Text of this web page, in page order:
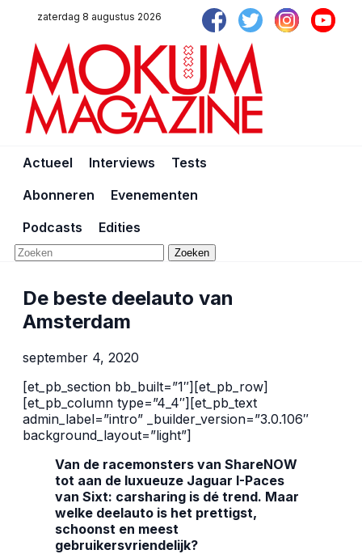
zaterdag 8 augustus 2026
Actueel Interviews
Tests
Abonneren
Evenementen
Podcasts
Edities
Zoeken
De beste deelauto van
Amsterdam
september 4, 2020
[et_pb_section bb_built=”1″][et_pb_row]
[et_pb_column type=”4_4″][et_pb_text
admin_label=”intro” _builder_version=”3.0.106″
background_layout=”light”]
Van de racemonsters van ShareNOW
tot aan de luxueuze Jaguar I-Paces
van Sixt: carsharing is dé trend. Maar
welke deelauto is het prettigst,
schoonst en meest
gebruikersvriendelijk?